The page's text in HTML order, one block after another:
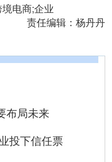
电商;企业
责任编辑： 杨丹丹
布局未来
投下信任票